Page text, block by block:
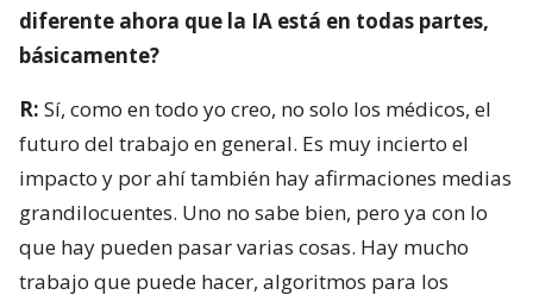
diferente ahora que la IA está en todas partes,
básicamente?
R: Sí, como en todo yo creo, no solo los médicos, el
futuro del trabajo en general. Es muy incierto el
impacto y por ahí también hay afirmaciones medias
grandilocuentes. Uno no sabe bien, pero ya con lo
que hay pueden pasar varias cosas. Hay mucho
trabajo que puede hacer, algoritmos para los